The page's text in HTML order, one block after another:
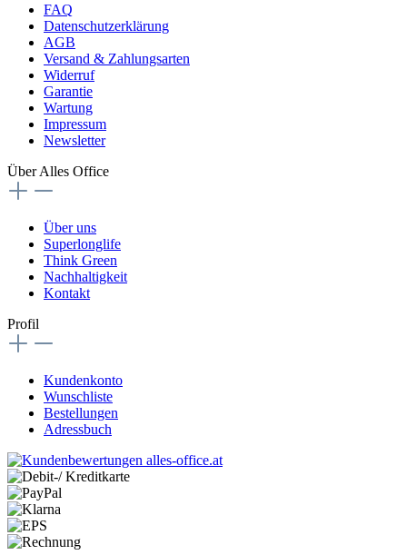
FAQ
Datenschutzerklärung
AGB
Versand & Zahlungsarten
Widerruf
Garantie
Wartung
Impressum
Newsletter
Über Alles Office
Über uns
Superlonglife
Think Green
Nachhaltigkeit
Kontakt
Profil
Kundenkonto
Wunschliste
Bestellungen
Adressbuch